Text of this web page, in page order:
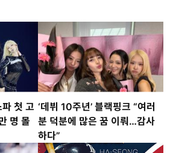
첫 고
명 몰
‘데뷔 10주년’ 블랙핑크 “여러
분 덕분에 많은 꿈 이뤄…감사
하다”